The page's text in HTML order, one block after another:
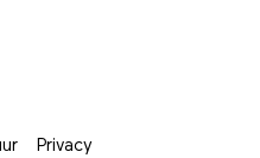
Privacy